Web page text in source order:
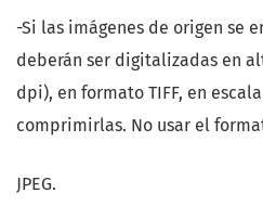
-Si las imágenes de origen se
deberán ser digitalizadas en
dpi), en formato TIFF, en
comprimirlas. No usar el
JPEG.